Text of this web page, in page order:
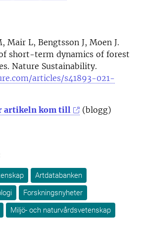
Mair L, Bengtsson J, Moen J.
short-term dynamics of forest
Nature Sustainability.
articles/s41893-021-
artikeln kom till
(blogg)
Artdatabanken
Forskningsnyheter
Miljö- och naturvårdsvetenskap